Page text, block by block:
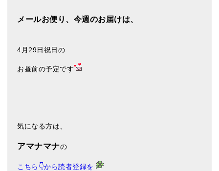
メールお便り、今週のお届けは、
4月29日祝日の
お昼前の予定です
気になる方は、
アマナマナの
こちら👇から読者登録を